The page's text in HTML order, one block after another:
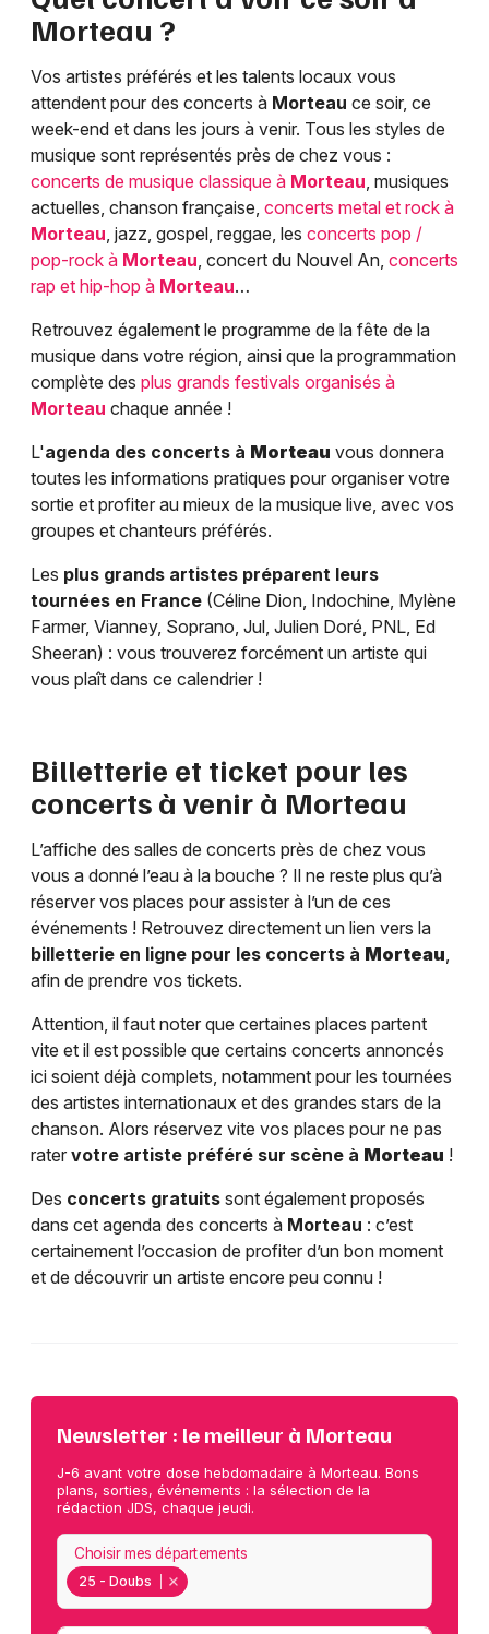
Morteau ?
Vos artistes préférés et les talents locaux vous
attendent pour des concerts à Morteau ce soir, ce
week-end et dans les jours à venir. Tous les styles de
musique sont représentés près de chez vous :
concerts de musique classique à Morteau, musiques
actuelles, chanson française, concerts metal et rock à
Morteau, jazz, gospel, reggae, les concerts pop /
pop-rock à Morteau, concert du Nouvel An, concerts
rap et hip-hop à Morteau…
Retrouvez également le programme de la fête de la
musique dans votre région, ainsi que la programmation
complète des plus grands festivals organisés à
Morteau chaque année !
L'agenda des concerts à Morteau vous donnera
toutes les informations pratiques pour organiser votre
sortie et profiter au mieux de la musique live, avec vos
groupes et chanteurs préférés.
Les plus grands artistes préparent leurs
tournées en France (Céline Dion, Indochine, Mylène
Farmer, Vianney, Soprano, Jul, Julien Doré, PNL, Ed
Sheeran) : vous trouverez forcément un artiste qui
vous plaît dans ce calendrier !
Billetterie et ticket pour les
concerts à venir à Morteau
L’affiche des salles de concerts près de chez vous
vous a donné l’eau à la bouche ? Il ne reste plus qu’à
réserver vos places pour assister à l’un de ces
événements ! Retrouvez directement un lien vers la
billetterie en ligne pour les concerts à Morteau,
afin de prendre vos tickets.
Attention, il faut noter que certaines places partent
vite et il est possible que certains concerts annoncés
ici soient déjà complets, notamment pour les tournées
des artistes internationaux et des grandes stars de la
chanson. Alors réservez vite vos places pour ne pas
rater votre artiste préféré sur scène à Morteau !
Des concerts gratuits sont également proposés
dans cet agenda des concerts à Morteau : c’est
certainement l’occasion de profiter d’un bon moment
et de découvrir un artiste encore peu connu !
Newsletter : le meilleur à Morteau
J-6 avant votre dose hebdomadaire à Morteau. Bons
plans, sorties, événements : la sélection de la
rédaction JDS, chaque jeudi.
25 - Doubs
Choisir mes départements